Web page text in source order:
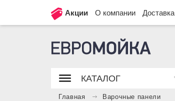
Акции О компании Доставка
КАТАЛОГ
Главная Варочные панели